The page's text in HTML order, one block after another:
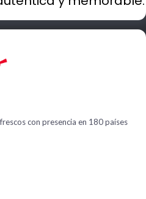
con presencia en 180 países